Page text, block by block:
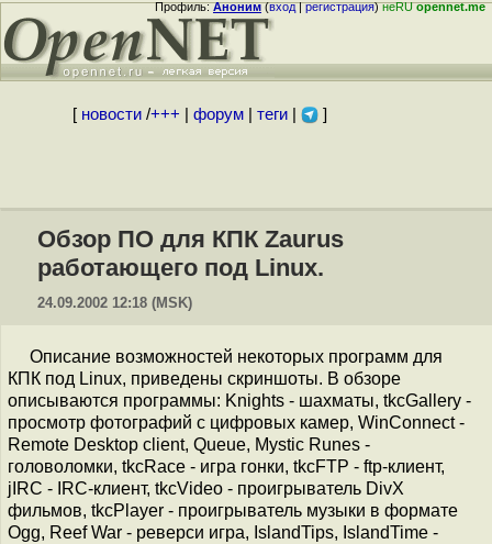
Профиль:Аноним(вход|регистрация)неRUopennet.me
[ новости/+++ форум| теги| ]
Обзор ПО для КПК Zaurus
работающего под Linux.
24.09.2002 12:18 (MSK)
Описание возможностей некоторых программ для
КПК под Linux, приведены скриншоты. В обзоре
описываются программы: Knights - шахматы, tkcGallery -
просмотр фотографий с цифровых камер, WinConnect -
Remote Desktop client, Queue, Mystic Runes -
головоломки, tkcRace - игра гонки, tkcFTP - ftp-клиент,
jIRC - IRC-клиент, tkcVideo - проигрыватель DivX
фильмов, tkcPlayer - проигрыватель музыки в формате
Ogg, Reef War - реверси игра, IslandTips, IslandTime -